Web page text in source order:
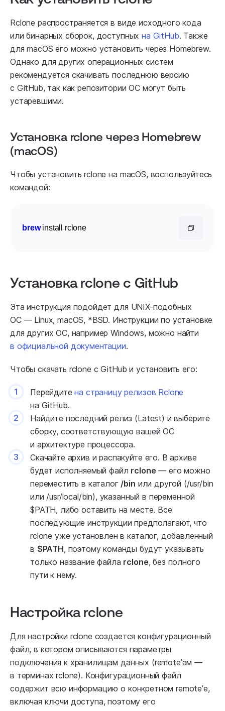
Rclone распространяется в виде исходного кода
или бинарных сборок, доступныхна GitHub. Также
для macOS его можно установить через Homebrew.
Однако для других операционных систем
рекомендуется скачивать последнюю версию
с GitHub, так как репозитории ОС могут быть
устаревшими.
Установка rclone через Homebrew
(macOS)
Чтобы установить rclone на macOS, воспользуйтесь
командой:
brew install rclone
Установка rclone с GitHub
Эта инструкция подойдет для UNIX-подобных
ОС — Linux, macOS, *BSD. Инструкции по установке
для других ОС, например Windows, можно найти
в официальной документации.
Чтобы скачать rclone с GitHub и установить его:
1 Перейдитена страницу релизов Rclone
на GitHub.
2
Найдите последний релиз (Latest) и выберите
сборку, соответствующую вашей ОС
и архитектуре процессора.
3
Скачайте архив и распакуйте его. В архиве
будет исполняемый файл rclone — его можно
переместить в каталог /bin или другой (/usr/bin
или /usr/local/bin), указанный в переменной
$PATH, либо оставить на месте. Все
последующие инструкции предполагают, что
rclone уже установлен в каталог, добавленный
в $PATH, поэтому команды будут указывать
только название файла rclone, без полного
пути к нему.
Настройка rclone
Для настройки rclone создается конфигурационный
файл, в котором описываются параметры
подключения к хранилищам данных (remote’ам —
в терминах rclone). Конфигурационный файл
содержит всю информацию о конкретном remote’е,
включая ключи доступа, поэтому его